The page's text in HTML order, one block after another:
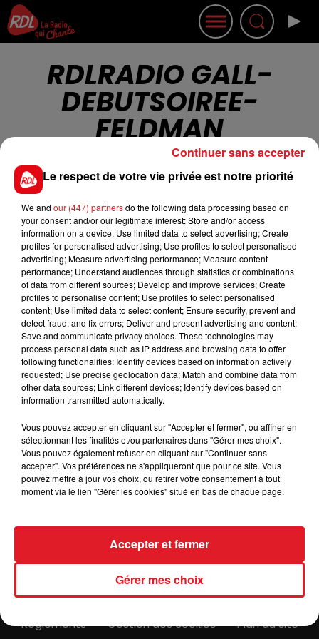
RDLRADIO GALL-
DEBUTSOIREE-
FELDMAN
Cet élément est masqué compte-tenu du refus
du dépôt de cookies que vous avez exprimé. Si
vous souhaitez l'afficher, merci de nous donner
votre accord en cliquant sur le bouton ci-
dessous.
Afficher l'élément
ACTUS RADIO
MÉDIAS
Contacts Mentions Légales
Recrutement
Règlements
Gestion des cookies Plan du site
Le respect de votre vie privée est notre priorité
We and our (447) partnersdo the following data processing based on
your consent and/or our legitimate interest: Store and/or access
information on a device; Use limited data to select advertising; Create
profiles for personalised advertising; Use profiles to select personalised
advertising; Measure advertising performance; Measure content
performance; Understand audiences through statistics or combinations
of data from different sources; Develop and improve services; Create
profiles to personalise content; Use profiles to select personalised
content; Use limited data to select content; Ensure security, prevent and
detect fraud, and fix errors; Deliver and present advertising and content;
Save and communicate privacy choices. These technologies may
process personal data such as IP address and browsing data to offer
following functionalities: Identify devices based on information actively
requested; Use precise geolocation data; Match and combine data from
other data sources; Link different devices; Identify devices based on
information transmitted automatically.
Vous pouvez accepter en cliquant sur "Accepter et fermer", ou affiner en
sélectionnant les finalités et/ou partenaires dans "Gérer mes choix".
Vous pouvez également refuser en cliquant sur "Continuer sans
accepter". Vos préférences ne s'appliqueront que pour ce site. Vous
pouvez mettre à jour vos choix, ou retirer votre consentement à tout
moment via le lien "Gérer les cookies" situé en bas de chaque page.
Gérer mes choix
Accepter et fermer
Continuer sans accepter